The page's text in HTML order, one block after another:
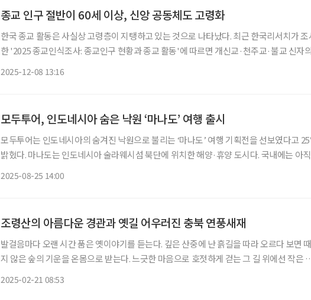
종교 인구 절반이 60세 이상, 신앙 공동체도 고령화
한국 종교 활동은 사실상 고령층이 지탱하고 있는 것으로 나타났다. 최근 한국리서치가 조
한 '2025 종교인식조사: 종교인구 현황과 종교 활동'에 따르면 개신교·천주교·불교 신자의
2025-12-08 13:16
모두투어, 인도네시아 숨은 낙원 ‘마나도’ 여행 출시
모두투어는 인도네시아의 숨겨진 낙원으로 불리는 ‘마나도’ 여행 기획전을 선보였다고
밝혔다. 마나도는 인도네시아 술라웨시섬 북단에 위치한 해양·휴양 도시다. 국내에는 아
2025-08-25 14:00
조령산의 아름다운 경관과 옛길 어우러진 충북 연풍새재
발걸음마다 오랜 시간 품은 옛이야기를 듣는다. 깊은 산중에 난 흙길을 따라 오르다 보면
지 않은 숲의 기운을 온몸으로 받는다. 느긋한 마음으로 호젓하게 걷는 그 길 위에선 작은 것
2025-02-21 08:53